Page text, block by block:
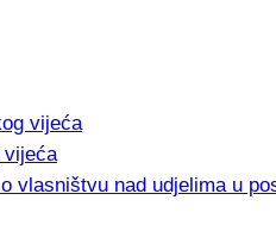
vijeća
vijeća
vlasništvu nad udjelima u